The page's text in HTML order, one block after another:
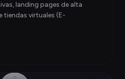
landing pages de alta
tiendas virtuales (E-